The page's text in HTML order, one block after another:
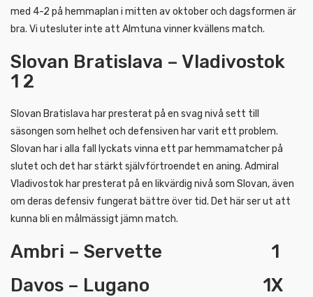
med 4-2 på hemmaplan i mitten av oktober och dagsformen är
bra. Vi utesluter inte att Almtuna vinner kvällens match.
Slovan Bratislava – Vladivostok
1 2
Slovan Bratislava har presterat på en svag nivå sett till
säsongen som helhet och defensiven har varit ett problem.
Slovan har i alla fall lyckats vinna ett par hemmamatcher på
slutet och det har stärkt självförtroendet en aning. Admiral
Vladivostok har presterat på en likvärdig nivå som Slovan, även
om deras defensiv fungerat bättre över tid. Det här ser ut att
kunna bli en målmässigt jämn match.
Ambri – Servette 1
Davos – Lugano 1X